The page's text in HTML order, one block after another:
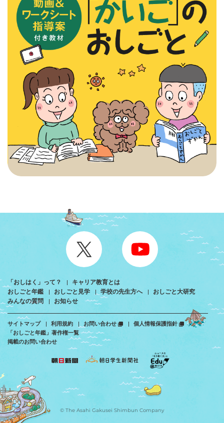
「おしはく」って？
キャリア教育とは
おしごと年鑑
おしごと見学 学校の先生方へ
おしごと大研究
みんなの質問
お知らせ
サイトマップ 利用規約 お問い合わせ
個人情報保護指針
「おしごと年鑑」著作権一覧
掲載のお問い合わせ
© The Asahi Gakusei Shimbun Company